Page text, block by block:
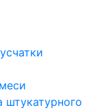
штукатурного